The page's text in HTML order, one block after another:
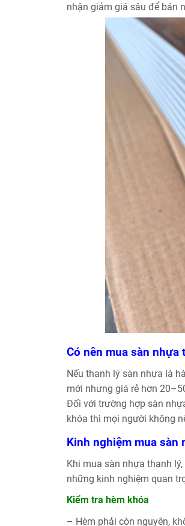
nhận giảm giá sâu để bán
Có nên mua sàn nhựa
Nếu thanh lý sàn nhựa là
mới nhưng giá rẻ hơn
Đối với trường hợp sàn
khóa thì mọi người không
Kinh nghiệm mua sàn
Khi mua sàn nhựa thanh
những kinh nghiệm quan
Kiểm tra hèm khóa
– Hèm phải còn nguyên,